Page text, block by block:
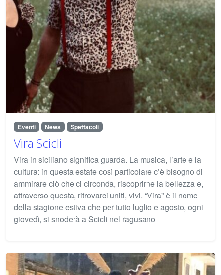
Eventi News Spettacoli
Vira Scicli
Vira in siciliano significa guarda. La musica, l’arte e la
cultura: in questa estate così particolare c’è bisogno di
ammirare ciò che ci circonda, riscoprirne la bellezza e,
attraverso questa, ritrovarci uniti, vivi. “Vira” è il nome
della stagione estiva che per tutto luglio e agosto, ogni
giovedì, si snoderà a Scicli nel ragusano